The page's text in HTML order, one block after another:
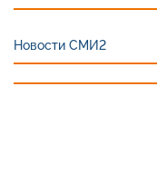
Новости СМИ2